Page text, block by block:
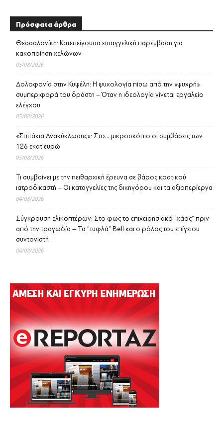
Πρόσφατα άρθρα
Θεσσαλονίκη: Κατεπείγουσα εισαγγελική παρέμβαση για
κακοποίηση χελώνων
05/08/2026
Δολοφονία στην Κυψέλη: Η ψυχολογία πίσω από την «ψυχρή»
συμπεριφορά του δράστη – Όταν η ιδεολογία γίνεται εργαλείο
ελέγχου
05/08/2026
«Σπιτάκια Ανακύκλωσης»: Στο… μικροσκόπιο οι συμβάσεις των
126 εκατ.ευρώ
05/08/2026
Τι συμβαίνει με την πειθαρχική έρευνα σε βάρος κρατικού
ιατροδικαστή – Οι καταγγελίες της δικηγόρου και τα αξιοπερίεργα
04/08/2026
Σύγκρουση ελικοπτέρων: Στο φως το επιχειρησιακό “χάος” πριν
από την τραγωδία – Τα “τυφλά” Bell και ο ρόλος του επίγειου
συντονιστή
04/08/2026